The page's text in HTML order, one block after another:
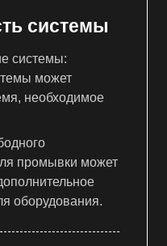
системы
системы:
может
необходимое
промывки может
оборудования.